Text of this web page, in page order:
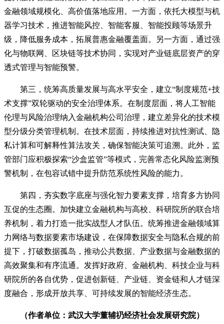
金融领域规模化、高价值落地应用。一方面，依托大模型与机
器学习技术，推进智能风控、智能客服、智能投顾等场景升
级，降低服务成本，拓展普惠金融覆盖面。另一方面，通过强
化与物联网、区块链等技术协同，实现对产业链底层资产的穿
透式管理与智能预警。
第三，统筹高质量发展与高水平安全，建立“制度规范+技
术支撑”双轮驱动的安全治理体系。在制度层面，将人工智能
伦理与风险治理纳入金融机构公司治理，建立差异化的技术模
型分级分类管理机制。在技术层面，持续推进对抗性测试、隐
私计算和可解释性算法攻关，确保智能决策可追溯。此外，监
管部门应积极探索“沙盒监管”等模式，完善常态化风险监测预
警机制，在包容试错中提升防范系统性风险的能力。
第四，夯实数字底座与强化智力要素支撑，培育多方协同
互促的生态圈。加快建立金融机构与高校、科研院所的联合培
养机制，着力打造一批实战型人才队伍。统筹推进金融领域算
力网络与数据要素市场建设，在保障数据安全与隐私合规的前
提下，打破数据孤岛，推动公共数据、产业数据与金融数据的
高效聚集和有序流通。发挥好政府、金融机构、科技企业与科
研院所的各自优势，促进创新链、产业链、资金链和人才链深
度融合，形成开放共享、可持续发展的智能经济生态。
（作者单位：武汉大学董辅礽经济社会发展研究院）